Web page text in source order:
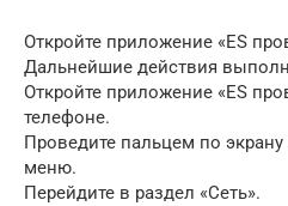
Откройте приложение «ES
Дальнейшие действия
Откройте приложение «ES
телефоне.
Проведите пальцем по
меню.
Перейдите в раздел «Сеть».